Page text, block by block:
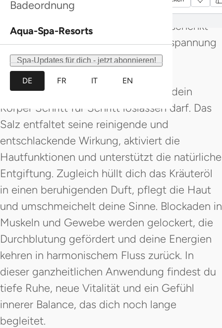
Badeordnung
Aqua-Spa-Resorts
Spa-Updates für dich - jetzt abonnieren!
DE FR IT EN
Wirkung von Salz mit den wohltuenden
Essenzen kostbarer Kräuteröle und schenkt
dir eine intensive Auszeit voller Entspannung
und Regeneration. Mit langsamen,
ausleitenden Bewegungen werden
Spannungen sanft gelöst, während dein
Körper Schritt für Schritt loslassen darf. Das
Salz entfaltet seine reinigende und
entschlackende Wirkung, aktiviert die
Hautfunktionen und unterstützt die natürliche
Entgiftung. Zugleich hüllt dich das Kräuteröl
in einen beruhigenden Duft, pflegt die Haut
und umschmeichelt deine Sinne. Blockaden in
Muskeln und Gewebe werden gelockert, die
Durchblutung gefördert und deine Energien
kehren in harmonischem Fluss zurück. In
dieser ganzheitlichen Anwendung findest du
tiefe Ruhe, neue Vitalität und ein Gefühl
innerer Balance, das dich noch lange
begleitet.